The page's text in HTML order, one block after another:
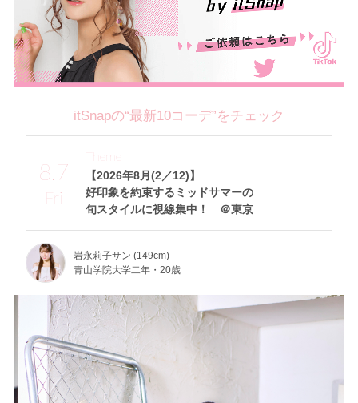
itSnapの“最新10コーデ”をチェック
8.7
Fri
【2026年8月(2／12)】
好印象を約束するミッドサマーの
旬スタイルに視線集中！ ＠東京
Theme
岩永莉子サン (149cm)
青山学院大学二年・20歳